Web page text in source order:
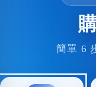
簡單 6